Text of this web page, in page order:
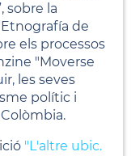
sobre la
de
els processos
"Moverse
les seves
polític i
"L'altre ubic.